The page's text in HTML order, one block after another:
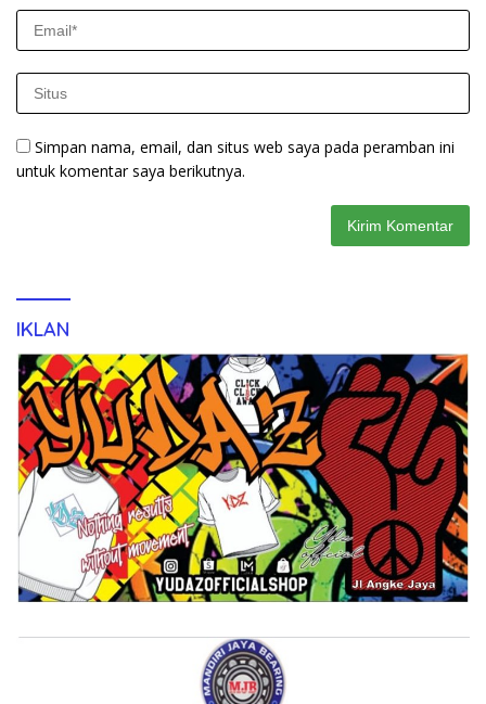
Simpan nama, email, dan situs web saya pada peramban ini
untuk komentar saya berikutnya.
IKLAN